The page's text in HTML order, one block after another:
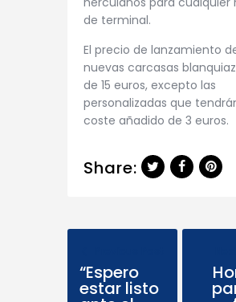
de terminal.
El precio de lanzamiento
nuevas carcasas
de 15 euros, excepto las
personalizadas que
coste añadido de 3 euros.
Share:
“Espero
estar listo